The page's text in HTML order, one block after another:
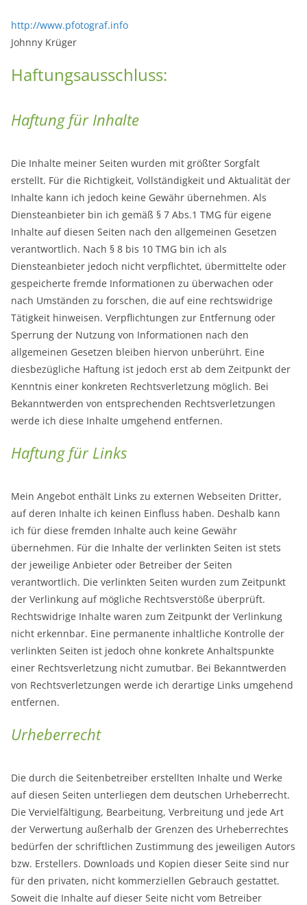
http://www.pfotograf.info
Johnny Krüger
Haftungsausschluss:
Haftung für Inhalte
Die Inhalte meiner Seiten wurden mit größter Sorgfalt
erstellt. Für die Richtigkeit, Vollständigkeit und Aktualität der
Inhalte kann ich jedoch keine Gewähr übernehmen. Als
Diensteanbieter bin ich gemäß § 7 Abs.1 TMG für eigene
Inhalte auf diesen Seiten nach den allgemeinen Gesetzen
verantwortlich. Nach § 8 bis 10 TMG bin ich als
Diensteanbieter jedoch nicht verpflichtet, übermittelte oder
gespeicherte fremde Informationen zu überwachen oder
nach Umständen zu forschen, die auf eine rechtswidrige
Tätigkeit hinweisen. Verpflichtungen zur Entfernung oder
Sperrung der Nutzung von Informationen nach den
allgemeinen Gesetzen bleiben hiervon unberührt. Eine
diesbezügliche Haftung ist jedoch erst ab dem Zeitpunkt der
Kenntnis einer konkreten Rechtsverletzung möglich. Bei
Bekanntwerden von entsprechenden Rechtsverletzungen
werde ich diese Inhalte umgehend entfernen.
Haftung für Links
Mein Angebot enthält Links zu externen Webseiten Dritter,
auf deren Inhalte ich keinen Einfluss haben. Deshalb kann
ich für diese fremden Inhalte auch keine Gewähr
übernehmen. Für die Inhalte der verlinkten Seiten ist stets
der jeweilige Anbieter oder Betreiber der Seiten
verantwortlich. Die verlinkten Seiten wurden zum Zeitpunkt
der Verlinkung auf mögliche Rechtsverstöße überprüft.
Rechtswidrige Inhalte waren zum Zeitpunkt der Verlinkung
nicht erkennbar. Eine permanente inhaltliche Kontrolle der
verlinkten Seiten ist jedoch ohne konkrete Anhaltspunkte
einer Rechtsverletzung nicht zumutbar. Bei Bekanntwerden
von Rechtsverletzungen werde ich derartige Links umgehend
entfernen.
Urheberrecht
Die durch die Seitenbetreiber erstellten Inhalte und Werke
auf diesen Seiten unterliegen dem deutschen Urheberrecht.
Die Vervielfältigung, Bearbeitung, Verbreitung und jede Art
der Verwertung außerhalb der Grenzen des Urheberrechtes
bedürfen der schriftlichen Zustimmung des jeweiligen Autors
bzw. Erstellers. Downloads und Kopien dieser Seite sind nur
für den privaten, nicht kommerziellen Gebrauch gestattet.
Soweit die Inhalte auf dieser Seite nicht vom Betreiber